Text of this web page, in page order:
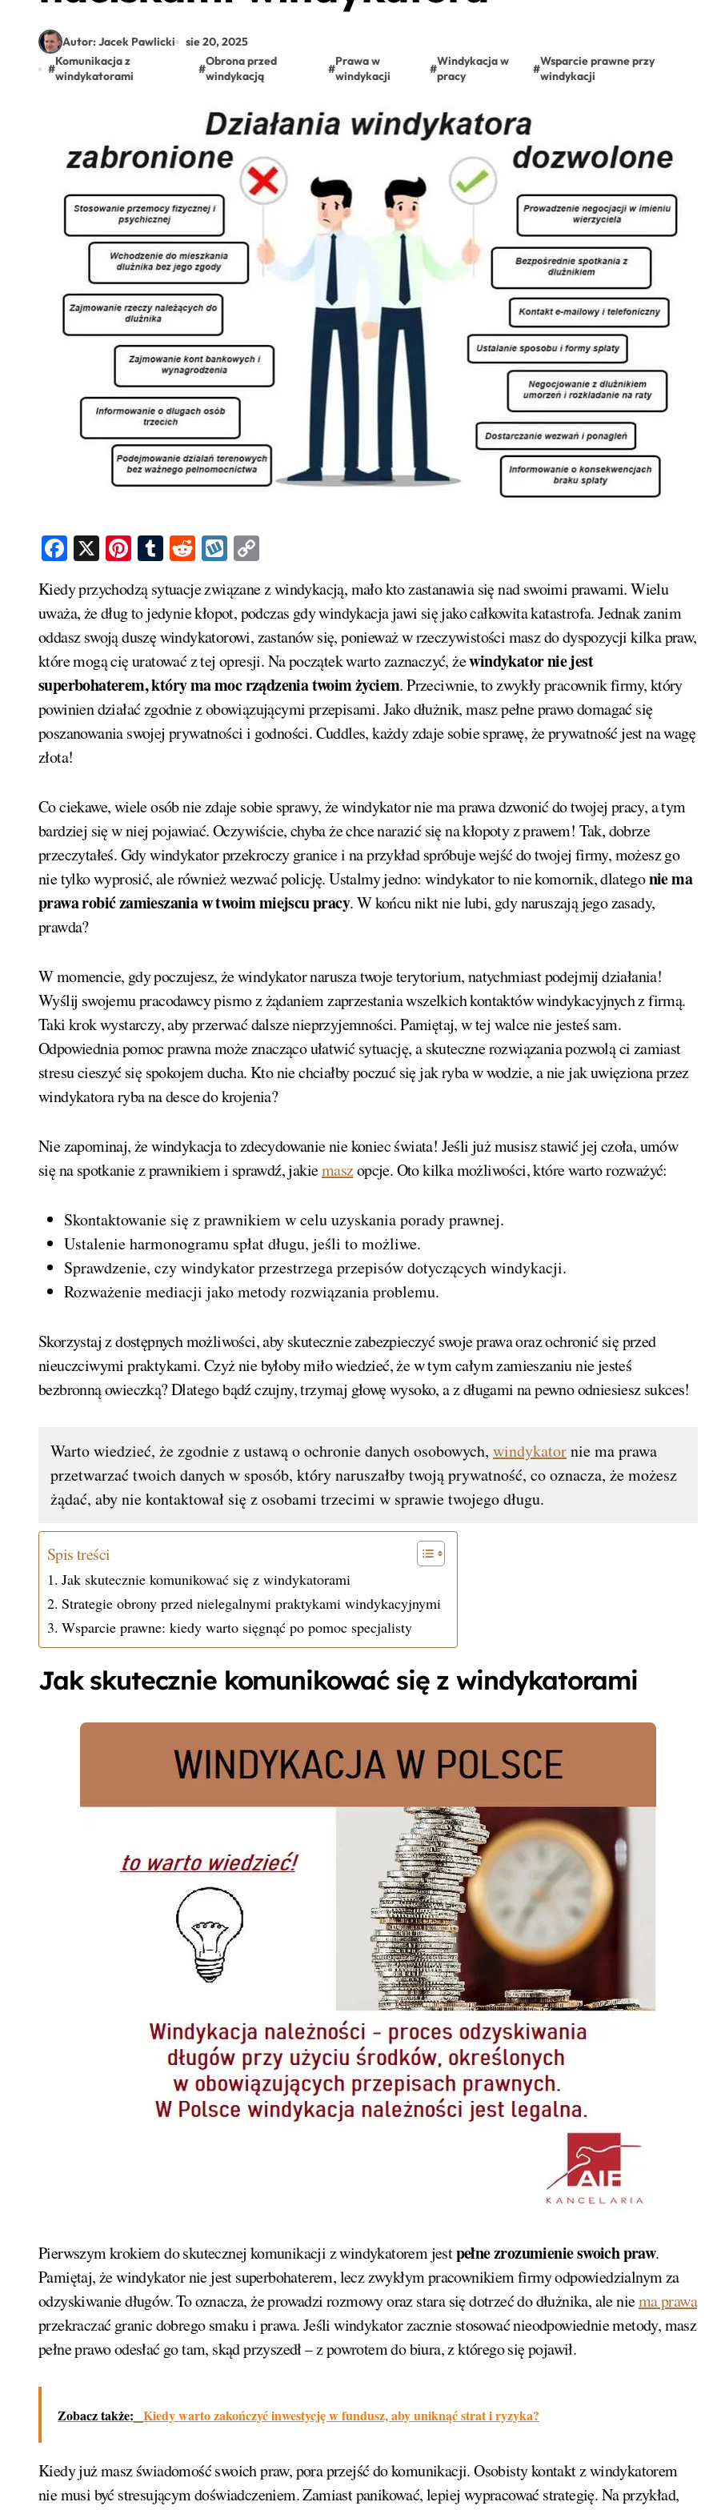
Autor: Jacek Pawlicki
sie 20, 2025
#
Komunikacja z
windykatorami
#
Obrona przed
windykacją
#
Prawa w
windykacji
#
Windykacja w
pracy
#
Wsparcie prawne przy
windykacji
Facebook
X Pinterest
Tumblr
RedditWykop
Kiedy przychodzą sytuacje związane z windykacją, mało kto zastanawia się nad swoimi prawami. Wielu
uważa, że dług to jedynie kłopot, podczas gdy windykacja jawi się jako całkowita katastrofa. Jednak zanim
oddasz swoją duszę windykatorowi, zastanów się, ponieważ w rzeczywistości masz do dyspozycji kilka praw,
które mogą cię uratować z tej opresji. Na początek warto zaznaczyć, żewindykator nie jest
superbohaterem, który ma moc rządzenia twoim życiem. Przeciwnie, to zwykły pracownik firmy, który
powinien działać zgodnie z obowiązującymi przepisami. Jako dłużnik, masz pełne prawo domagać się
poszanowania swojej prywatności i godności. Cuddles, każdy zdaje sobie sprawę, że prywatność jest na wagę
złota!
Co ciekawe, wiele osób nie zdaje sobie sprawy, że windykator nie ma prawa dzwonić do twojej pracy, a tym
bardziej się w niej pojawiać. Oczywiście, chyba że chce narazić się na kłopoty z prawem! Tak, dobrze
przeczytałeś. Gdy windykator przekroczy granice i na przykład spróbuje wejść do twojej firmy, możesz go
nie tylko wyprosić, ale również wezwać policję. Ustalmy jedno: windykator to nie komornik, dlategonie ma
prawa robić zamieszania w twoim miejscu pracy. W końcu nikt nie lubi, gdy naruszają jego zasady,
prawda?
W momencie, gdy poczujesz, że windykator narusza twoje terytorium, natychmiast podejmij działania!
Wyślij swojemu pracodawcy pismo z żądaniem zaprzestania wszelkich kontaktów windykacyjnych z firmą.
Taki krok wystarczy, aby przerwać dalsze nieprzyjemności. Pamiętaj, w tej walce nie jesteś sam.
Odpowiednia pomoc prawna może znacząco ułatwić sytuację, a skuteczne rozwiązania pozwolą ci zamiast
stresu cieszyć się spokojem ducha. Kto nie chciałby poczuć się jak ryba w wodzie, a nie jak uwięziona przez
windykatora ryba na desce do krojenia?
Nie zapominaj, że windykacja to zdecydowanie nie koniec świata! Jeśli już musisz stawić jej czoła, umów
się na spotkanie z prawnikiem i sprawdź, jakiemaszopcje. Oto kilka możliwości, które warto rozważyć:
Skontaktowanie się z prawnikiem w celu uzyskania porady prawnej.
Ustalenie harmonogramu spłat długu, jeśli to możliwe.
Sprawdzenie, czy windykator przestrzega przepisów dotyczących windykacji.
Rozważenie mediacji jako metody rozwiązania problemu.
Skorzystaj z dostępnych możliwości, aby skutecznie zabezpieczyć swoje prawa oraz ochronić się przed
nieuczciwymi praktykami. Czyż nie byłoby miło wiedzieć, że w tym całym zamieszaniu nie jesteś
bezbronną owieczką? Dlatego bądź czujny, trzymaj głowę wysoko, a z długami na pewno odniesiesz sukces!
Warto wiedzieć, że zgodnie z ustawą o ochronie danych osobowych, windykatornie ma prawa
przetwarzać twoich danych w sposób, który naruszałby twoją prywatność, co oznacza, że możesz
żądać, aby nie kontaktował się z osobami trzecimi w sprawie twojego długu.
Spis treści
Jak skutecznie komunikować się z windykatorami
Strategie obrony przed nielegalnymi praktykami windykacyjnymi
Wsparcie prawne: kiedy warto sięgnąć po pomoc specjalisty
Jak skutecznie komunikować się z windykatorami
Pierwszym krokiem do skutecznej komunikacji z windykatorem jestpełne zrozumienie swoich praw.
Pamiętaj, że windykator nie jest superbohaterem, lecz zwykłym pracownikiem firmy odpowiedzialnym za
odzyskiwanie długów. To oznacza, że prowadzi rozmowy oraz stara się dotrzeć do dłużnika, ale niema prawa
przekraczać granic dobrego smaku i prawa. Jeśli windykator zacznie stosować nieodpowiednie metody, masz
pełne prawo odesłać go tam, skąd przyszedł – z powrotem do biura, z którego się pojawił.
Zobacz także: Kiedy warto zakończyć inwestycję w fundusz, aby uniknąć strat i ryzyka?
Kiedy już masz świadomość swoich praw, pora przejść do komunikacji. Osobisty kontakt z windykatorem
nie musi być stresującym doświadczeniem. Zamiast panikować, lepiej wypracować strategię. Na przykład,